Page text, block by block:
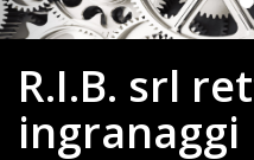
R.I.B. srl
ingranaggi